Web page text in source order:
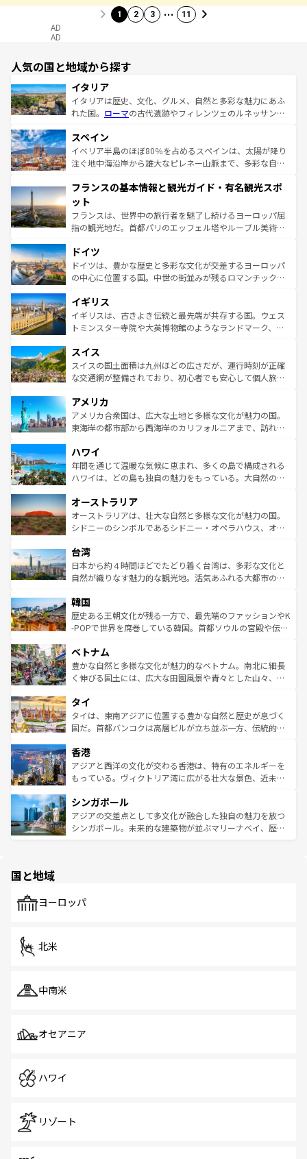
1 2 3 … 11
AD
AD
人気の国と地域から探す
イタリア
イタリアは歴史、文化、グルメ、自然と多彩な魅力にあふ
れた国。 ローマの古代遺跡やフィレンツェのルネッサンス
ろん、トスカーナの美しい田園風景やアマルフィ海岸の絶
景など、自然景観も見逃せない。観光の合間には、本場の
ピザやパスタなど、絶品のイタリア料理を堪能することも
ませてくれるイタリアで、忘れられない旅をしてみよう！
なお、新着のイタリア情報は
しい。
スペイン
イベリア半島のほぼ80％を占めるスペインは、太陽が降り
注ぐ地中海沿岸から雄大なピレネー山脈まで、多彩な自然
文化が根付くこの国では、情熱的なフラメンコ、熱気あふ
れる闘牛、そして美味しいタパスが生活の一部となってい
る。首都マドリードの洗練された雰囲気や、バルセロナの
アートに溢れた街角から、地方では古代ローマ遺跡や中世
せる。地方によって風土や気候が異なるスペインはその個
性で訪れる人を魅了する。 なお、新着のスペイン情報は コ
ンテンツ一覧を参照してほしい。
フランスの基本情報と観光ガイド・有名観光スポ
ット
フランスは、世界中の旅行者を魅了し続けるヨーロッパ屈
指の観光地だ。首都パリのエッフェル塔やルーブル美術館
で、幅広い魅力が詰まっている。華麗な宮殿、歴史的な大
聖堂、美しいビーチ、そして豊かな自然が、訪れる者を心
から魅了する。また、フランスは美食の国としても知ら
いる。シャンパンの発祥地であるランス、プロヴァンスの
香り高いラベンダー畑など、多彩な楽しみ方が可能だ。さ
らに、パリ以外の地域にも魅力が溢れており、どの街角に
れる地方に足を運ぶとそれぞれで全く異なる文化を体験で
きるだろう。 なお、新着のフランス情報はコンテンツ一覧
を参照してほしい。
ドイツ
ドイツは、豊かな歴史と多彩な文化が交差するヨーロッパ
の中心に位置する国。中世の街並みが残るロマンチック街
顔を持つこの国は、どこを歩いても飽きることがない。ベ
ルリンの文化的活気、バイエルン州のアルプスの絶景、そ
してライン川沿いのワイン畑といった風景は必見。ビール
は、お酒好きな人にはぜひ体験してほしい。 なお、新着の
ドイツ情報はコンテンツ一覧を参照してほしい。
イギリス
イギリスは、古きよき伝統と最先端が共存する国。ウェス
トミンスター寺院や大英博物館のようなランドマーク、歴
リアごとに異なる魅力がある。また、優雅なアフタヌーン
ティー、ビール好きにはたまらない英国パブ、サッカー観
戦など、本場だからこそできる体験も豊富。イギリスを旅
ンツ一覧を参照してほしい。
スイス
スイスの国土面積は九州ほどの広さだが、運行時刻が正確
な交通網が整備されており、初心者でも安心して個人旅行
の建物がそのまま残る町や、スイスならではのユニークな
博物館もあり、アルプス観光だけでなく町歩きも満喫する
ことができる。国民の所得が高いため物価も高いが、旅行
ば市内交通費無料で観光を楽しむこともできる。 なお、新
着のスイス情報はコンテンツ一覧 を参照してほしい。
アメリカ
アメリカ合衆国は、広大な土地と多様な文化が魅力の国。
東海岸の都市部から西海岸のカリフォルニアまで、訪れる
のような巨大都市は、観光、ショッピング、エンターテイ
ンメントが詰まった刺激的なスポットだ。一方、アメリカ
西部には大自然が広がり、グランドキャニオンやイエロー
部のニューオーリンズでは、音楽と美食が融合した独特の
文化が魅力。旅行者はアメリカの各地域で異なる魅力を楽
しみながら、その多様性と豊かな歴史を感じることができ
ならではの贅沢な旅のスタイルだ。 なお、新着のアメリカ
情報はコンテンツ一覧を参照してほしい。
ハワイ
年間を通じて温暖な気候に恵まれ、多くの島で構成される
ハワイは、どの島も独自の魅力をもっている。大自然の神
ワイ島は見逃せない。また、定番の観光地といえばオアフ
島だが、静かな自然を求めるならマウイ島やカウアイ島が
おすすめ。エメラルドグリーンに輝く海をはじめ、豊かな
れるおもてなしの心で訪れる人々を迎えてくれるハワイの
人々、おいしいローカルフードやハワイアンミュージッ
ク、伝統的なフラダンスなど、すべてがハワイの魅力を彩
ワイを、存分に味わってほしい。 なお、新着のハワイ情報
はコンテンツ一覧を参照してほしい。
オーストラリア
オーストラリアは、壮大な自然と多様な文化が魅力の国。
シドニーのシンボルであるシドニー・オペラハウス、オー
リアリーフや大陸中央部にそびえるウルル（エアーズロッ
ク）、タスマニアの美しい原生林やケアンズの熱帯雨林な
ど、見どころがたくさん。また、カフェやワイン、オージ
いる。アクティビティも充実しており、サーフィンやダイ
ビング、ハイキングなど、アウトドア好きにはたまらな
い。オーストラリアの多彩な魅力を存分に味わいつくそ
参照してほしい。
台湾
日本から約４時間ほどでたどり着く台湾は、多彩な文化と
自然が織りなす魅力的な観光地。活気あふれる大都市の台
ン）、静ひつな山岳地帯である台湾東部など、都市の喧騒
と山間の静けさが共存しており、訪れる人に新しい発見と
驚きをもたらしてくれる。また、奥深い台湾の食文化も魅
容にもいいと評判のスイーツなど、バラエティ豊かな料理
が味わえる。 なお、新着の台湾情報は コンテンツ一覧を参
照してほしい。
韓国
歴史ある王朝文化が残る一方で、最先端のファッションやK
-POPで世界を席巻している韓国。首都ソウルの宮殿や伝統
き、地方に足を延ばせば四季折々の自然美を楽しむことが
できる。そして、キムチや焼肉、絶品のストリートフード
まで、さまざまな韓国料理が待っている。夜には、韓国な
リティに包まれながら、韓国の多彩な魅力を心ゆくまで味
わってみてほしい。 なお、新着の韓国情報はコンテンツ一
覧を参照してほしい。
ベトナム
豊かな自然と多様な文化が魅力的なベトナム。南北に細長
く伸びる国土には、広大な田園風景や青々とした山々、世
急速な発展と共に伝統が息づく。ハノイの古い町並みやホ
ーチミン市のフランス統治時代の建物も、独特の雰囲気を
醸し出している。また、バラエティの豊かさとおいしさで
とつ。フォーやバインミー、ベトナムコーヒーなどは、ぜ
ひ現地で味わいたい。どの地域を訪れてもあたたかい人々
が旅行者を迎えてくれるので、きっと忘れられない旅にな
参照してほしい。
タイ
タイは、東南アジアに位置する豊かな自然と歴史が息づく
国だ。首都バンコクは高層ビルが立ち並ぶ一方、伝統的な
の活気が交差している。北部ではチェンマイなどの山岳地
帯で自然と触れ合い、南部ではプーケットやクラビの美し
いビーチでリゾート気分を楽しむことができる。タイ料理
激する。気候は一年中温暖で、どの季節にも異なる楽しみ
が待っている。親しみやすいタイの人々、仏教を中心とし
た文化、そして多様な観光資源が、訪れる旅人を魅了し続
香港
アジアと西洋の文化が交わる香港は、特有のエネルギーを
もっている。ヴィクトリア湾に広がる壮大な景色、近未来
み、どこを訪れても感動するはず。観光スポットが密集し
ており、効率よく見どころを回れるのも魅力。息をのむよ
うな絶景から文化的な体験まで、香港を存分に楽しみ尽く
シンガポール
アジアの交差点として多文化が融合した独自の魅力を放つ
シンガポール。未来的な建築物が並ぶマリーナベイ、歴史
で、ホーカーズは地元の風情を楽しめる外せないスポット
国と地域
ヨーロッパ
北米
中南米
オセアニア
ハワイ
リゾート